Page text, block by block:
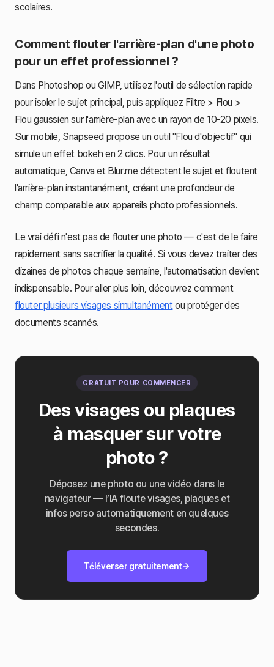
scolaires.
Comment flouter l'arrière-plan d'une photo
pour un effet professionnel ?
Dans Photoshop ou GIMP, utilisez l'outil de sélection rapide
pour isoler le sujet principal, puis appliquez Filtre > Flou >
Flou gaussien sur l'arrière-plan avec un rayon de 10-20 pixels.
Sur mobile, Snapseed propose un outil "Flou d'objectif" qui
simule un effet bokeh en 2 clics. Pour un résultat
automatique, Canva et Blur.me détectent le sujet et floutent
l'arrière-plan instantanément, créant une profondeur de
champ comparable aux appareils photo professionnels.
Le vrai défi n'est pas de flouter une photo — c'est de le faire
rapidement sans sacrifier la qualité. Si vous devez traiter des
dizaines de photos chaque semaine, l'automatisation devient
indispensable. Pour aller plus loin, découvrez comment
flouter plusieurs visages simultanémentou protéger des
documents scannés.
GRATUIT POUR COMMENCER
Des visages ou plaques
à masquer sur votre
photo ?
Déposez une photo ou une vidéo dans le
navigateur — l’IA floute visages, plaques et
infos perso automatiquement en quelques
secondes.
Téléverser gratuitement